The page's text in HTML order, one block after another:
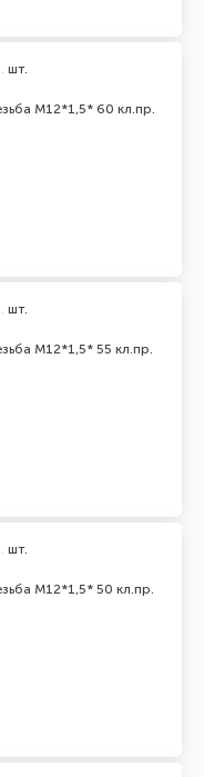
M12*1,5* 60 кл.пр.
шт.
M12*1,5* 55 кл.пр.
шт.
M12*1,5* 50 кл.пр.
шт.